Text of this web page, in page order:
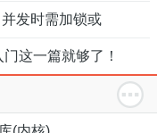
发时需加锁或
这一篇就够了！